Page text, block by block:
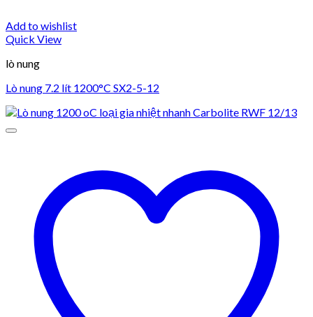
Add to wishlist
Quick View
lò nung
Lò nung 7.2 lít 1200°C SX2-5-12